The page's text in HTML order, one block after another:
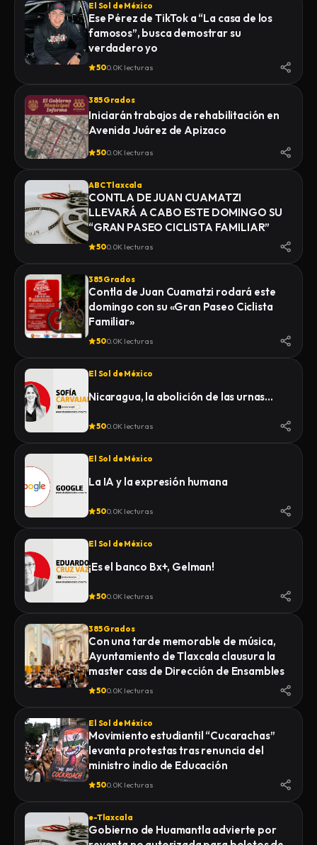
El Sol de México
Ese Pérez de TikTok a “La casa de los
famosos”, busca demostrar su
verdadero yo
500.0K lecturas
385 Grados
Iniciarán trabajos de rehabilitación en
Avenida Juárez de Apizaco
500.0K lecturas
ABC Tlaxcala
CONTLA DE JUAN CUAMATZI
LLEVARÁ A CABO ESTE DOMINGO SU
“GRAN PASEO CICLISTA FAMILIAR”
500.0K lecturas
385 Grados
Contla de Juan Cuamatzi rodará este
domingo con su «Gran Paseo Ciclista
Familiar»
500.0K lecturas
El Sol de México
Nicaragua, la abolición de las urnas…
500.0K lecturas
El Sol de México
La IA y la expresión humana
500.0K lecturas
El Sol de México
¡Es el banco Bx+, Gelman!
500.0K lecturas
385 Grados
Con una tarde memorable de música,
Ayuntamiento de Tlaxcala clausura la
master cass de Dirección de Ensambles
500.0K lecturas
El Sol de México
Movimiento estudiantil “Cucarachas”
levanta protestas tras renuncia del
ministro indio de Educación
500.0K lecturas
e-Tlaxcala
Gobierno de Huamantla advierte por